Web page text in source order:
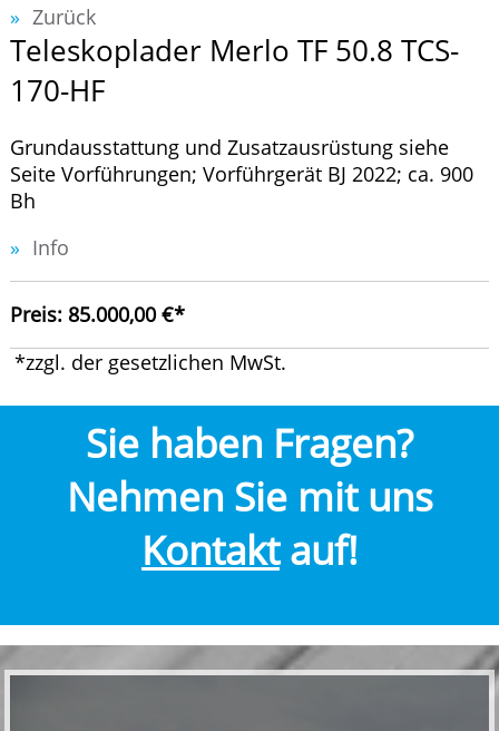
Zurück
Teleskoplader Merlo TF 50.8 TCS-
170-HF
Grundausstattung und Zusatzausrüstung siehe
Seite Vorführungen; Vorführgerät BJ 2022; ca. 900
Bh
Info
Preis: 85.000,00 €*
*zzgl. der gesetzlichen MwSt.
Sie haben Fragen?
Nehmen Sie mit uns
Kontaktauf!